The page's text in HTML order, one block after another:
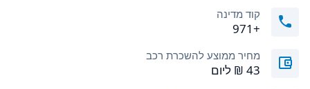
קוד מדינה
+971
מחיר ממוצע להשכרת רכב